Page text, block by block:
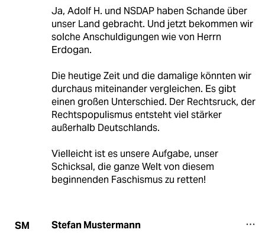
Ja, Adolf H. und NSDAP haben Schande über
unser Land gebracht. Und jetzt bekommen wir
solche Anschuldigungen wie von Herrn
Erdogan.
Die heutige Zeit und die damalige könnten wir
durchaus miteinander vergleichen. Es gibt
einen großen Unterschied. Der Rechtsruck, der
Rechtspopulismus entsteht viel stärker
außerhalb Deutschlands.
Vielleicht ist es unsere Aufgabe, unser
Schicksal, die ganze Welt von diesem
beginnenden Faschismus zu retten!
SM Stefan Mustermann